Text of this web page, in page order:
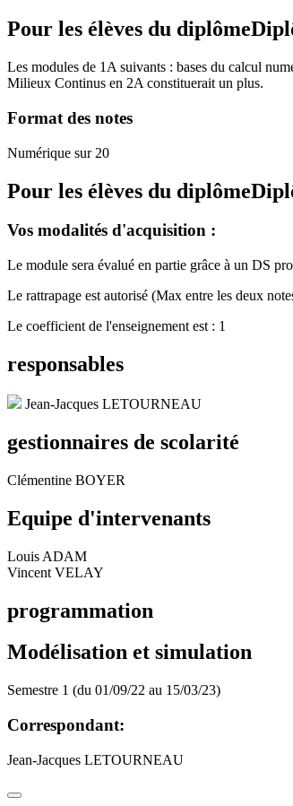
Pour les élèves du diplôme
Les modules de 1A suivants : bases du calcul
Milieux Continus en 2A constituerait un plus.
Format des notes
Numérique sur 20
Pour les élèves du diplôme
Vos modalités d'acquisition :
Le module sera évalué en partie grâce à un DS
Le rattrapage est autorisé (Max entre les deux
Le coefficient de l'enseignement est : 1
responsables
Jean-Jacques LETOURNEAU
gestionnaires de scolarité
Clémentine BOYER
Equipe d'intervenants
Louis ADAM
Vincent VELAY
programmation
Modélisation et simulation
Semestre 1 (du 01/09/22 au 15/03/23)
Correspondant:
Jean-Jacques LETOURNEAU